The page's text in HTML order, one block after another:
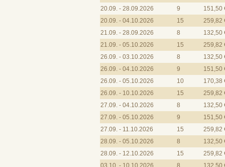
20.09. - 28.09.2026
9
151,50
20.09. - 04.10.2026
15
259,82
21.09. - 28.09.2026
8
132,50
21.09. - 05.10.2026
15
259,82
26.09. - 03.10.2026
8
132,50
26.09. - 04.10.2026
9
151,50
26.09. - 05.10.2026
10
170,38
26.09. - 10.10.2026
15
259,82
27.09. - 04.10.2026
8
132,50
27.09. - 05.10.2026
9
151,50
27.09. - 11.10.2026
15
259,82
28.09. - 05.10.2026
8
132,50
28.09. - 12.10.2026
15
259,82
03.10. - 10.10.2026
8 132,50